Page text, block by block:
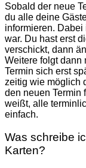
Sobald der neue
du alle deine
informieren.
war. Du hast erst
verschickt, dann
Weitere folgt dann
Termin sich erst
zeitig wie möglich
den neuen Termin
weißt, alle
einfach.
Was schreibe
Karten?